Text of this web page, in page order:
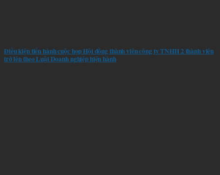
Điều kiện tiến hành cuộc họp Hội đồng thành viên công ty TNHH 2 thành viên
trở lên theo Luật Doanh nghiệp hiện hành